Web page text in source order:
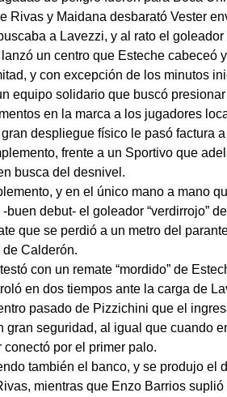
Rivas y Maidana desbarató Vester
a Lavezzi, y al rato el
un centro que Esteche cabeceó
y con excepción de los minutos
equipo solidario que buscó
en la marca a los jugadores
despliegue físico le pasó factura
frente a un Sportivo que
busca del desnivel.
y en el único mano a mano
buen debut- el goleador “verdirrojo”
que se perdió a un metro del
Calderón.
con un remate “mordido” de
en dos tiempos ante la carga de
pasado de Pizzichini que el
gran seguridad, al igual que cuando
conectó por el primer palo.
también el banco, y se produjo el
mientras que Enzo Barrios